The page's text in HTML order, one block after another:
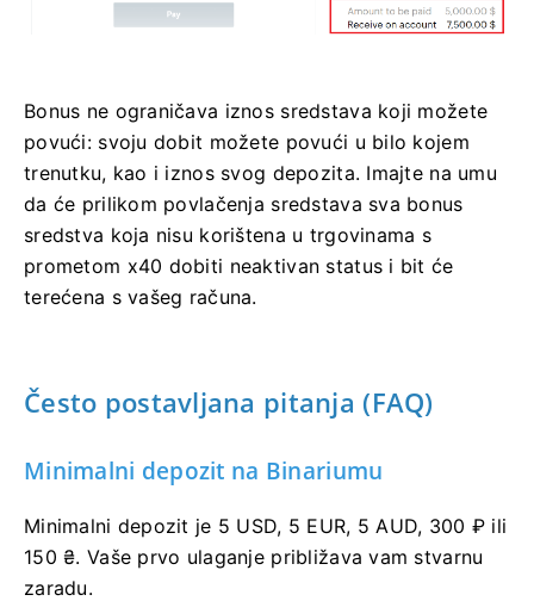
Bonus ne ograničava iznos sredstava koji možete
povući: svoju dobit možete povući u bilo kojem
trenutku, kao i iznos svog depozita. Imajte na umu
da će prilikom povlačenja sredstava sva bonus
sredstva koja nisu korištena u trgovinama s
prometom x40 dobiti neaktivan status i bit će
terećena s vašeg računa.
Često postavljana pitanja (FAQ)
Minimalni depozit na Binariumu
Minimalni depozit je 5 USD, 5 EUR, 5 AUD, 300 ₽ ili
150 ₴. Vaše prvo ulaganje približava vam stvarnu
zaradu.